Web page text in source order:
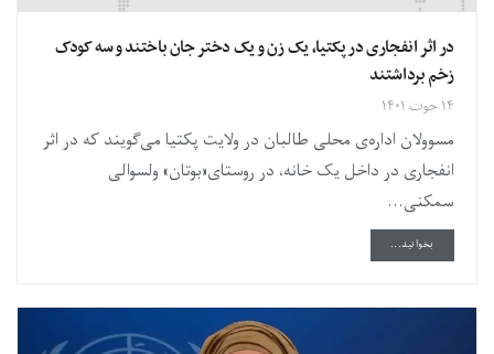
در اثر انفجاری در پکتیا، یک زن و یک دختر جان باختند و سه کودک
زخم برداشتند
۱۴ حوت ۱۴۰۱
مسوولان اداره‌ی محلی طالبان در ولایت پکتیا می‌گویند که در اثر
انفجاری در داخل یک خانه، در روستای«بوتان» ولسوالی
سمکنی...
بخوانید...